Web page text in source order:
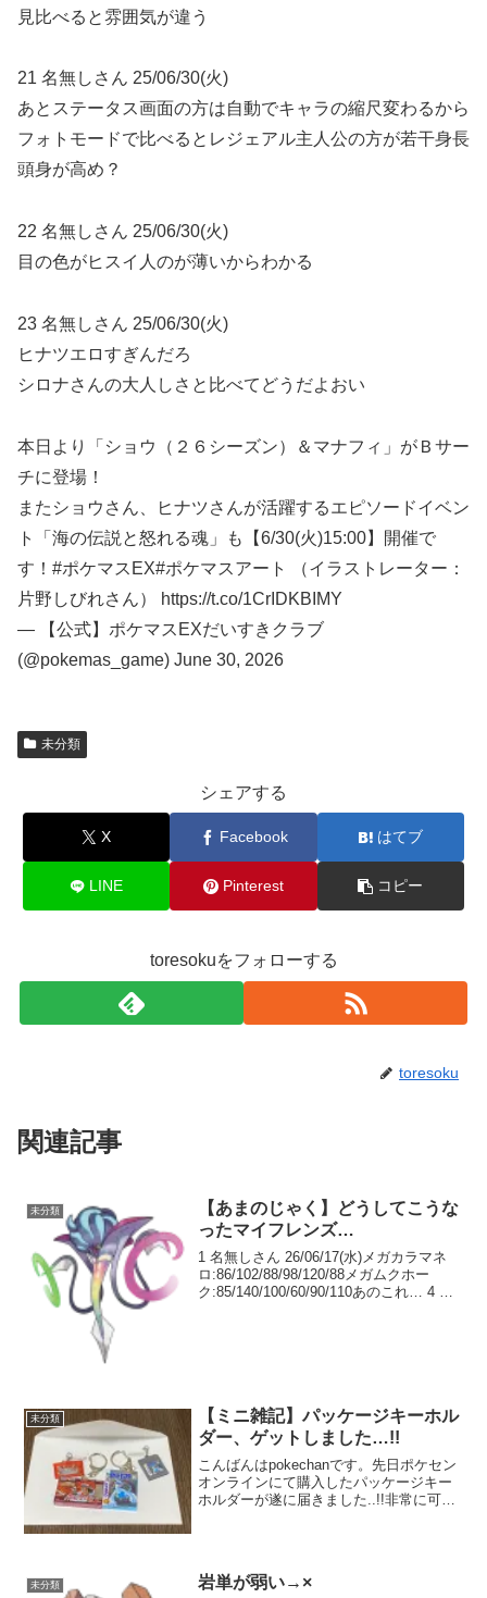
見比べると雰囲気が違う
21 名無しさん 25/06/30(火)
あとステータス画面の方は自動でキャラの縮尺変わるから
フォトモードで比べるとレジェアル主人公の方が若干身長
頭身が高め？
22 名無しさん 25/06/30(火)
目の色がヒスイ人のが薄いからわかる
23 名無しさん 25/06/30(火)
ヒナツエロすぎんだろ
シロナさんの大人しさと比べてどうだよおい
本日より「ショウ（２６シーズン）＆マナフィ」がＢサー
チに登場！
またショウさん、ヒナツさんが活躍するエピソードイベン
ト「海の伝説と怒れる魂」も【6/30(火)15:00】開催で
す！#ポケマスEX#ポケマスアート （イラストレーター：
片野しびれさん） https://t.co/1CrIDKBIMY
— 【公式】ポケマスEXだいすきクラブ
(@pokemas_game) June 30, 2026
未分類
シェアする
X Facebook はてブ
LINE Pinterest コピー
toresokuをフォローする
toresoku
関連記事
未分類
【あまのじゃく】どうしてこうな
ったマイフレンズ…
1 名無しさん 26/06/17(水)メガカラマネ
ロ:86/102/88/98/120/88メガムクホー
ク:85/140/100/60/90/110あのこれ… 4 名
未分類
【ミニ雑記】パッケージキーホル
ダー、ゲットしました…!!
こんばんはpokechanです。先日ポケセン
オンラインにて購入したパッケージキー
ホルダーが遂に届きました..!!非常に可愛
未分類 岩単が弱い→×